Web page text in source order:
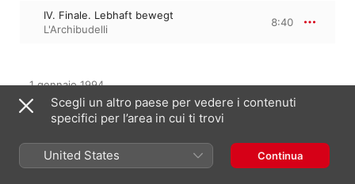
IV. Finale. Lebhaft bewegt
L'Archibudelli
8:40
1 gennaio 1994
3 tracce, 30 minuti
℗ 1994 Sony Music Entertainment
Dall’album
Scegli un altro paese per vedere i contenuti
specifici per l’area in cui ti trovi
United States Continua